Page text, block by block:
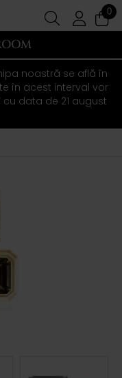
0
noastră se află în
în acest interval vor
data de 21 august